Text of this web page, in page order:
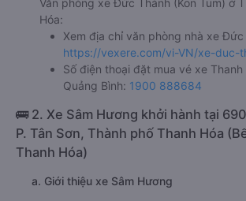
Văn phòng xe Đức Thành (Kon Tum) ở
Hóa:
Xem địa chỉ văn phòng nhà xe Đức
https://vexere.com/vi-VN/xe-duc-
Số điện thoại đặt mua vé xe Thanh
Quảng Bình: 1900 888684
🚌 2. Xe Sâm Hương khởi hành tại
P. Tân Sơn, Thành phố Thanh Hóa
Thanh Hóa)
a. Giới thiệu xe Sâm Hương